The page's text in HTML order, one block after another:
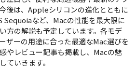
後は、Appleシリコンの進化とともに
Sequoiaなど、Macの性能を最大限に
方の解説も予定しています。各モデ
ザーの用途に合った最適なMac選びを
やレビュー記事も掲載し、Macの魅
ていきます。